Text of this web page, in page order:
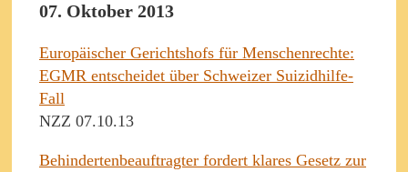
07. Oktober 2013
Europäischer Gerichtshofs für Menschenrechte:
EGMR entscheidet über Schweizer Suizidhilfe-
Fall
NZZ 07.10.13
Behindertenbeauftragter fordert klares Gesetz zur